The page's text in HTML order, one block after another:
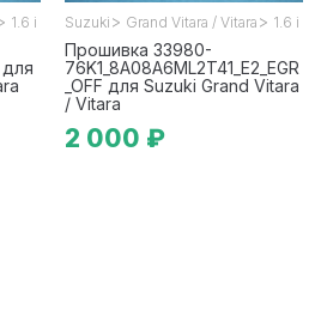
1.6 i
для
Suzuki > Grand Vitara / Vitara > 1.6 i
Прошивка 33980-
76K1_8A08A6ML2T41_E2_EGR
_OFF для Suzuki Grand Vitara
/ Vitara
2 000 ₽